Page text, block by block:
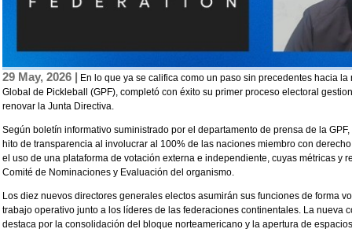
29 May, 2026 | En lo que ya se califica como un paso sin precedentes hacia
Global de Pickleball (GPF), completó con éxito su primer proceso electoral
renovar la Junta Directiva.
Según boletín informativo suministrado por el departamento de prensa de la
hito de transparencia al involucrar al 100% de las naciones miembro con
el uso de una plataforma de votación externa e independiente, cuyas métricas y
Comité de Nominaciones y Evaluación del organismo.
Los diez nuevos directores generales electos asumirán sus funciones de forma
trabajo operativo junto a los líderes de las federaciones continentales. La nueva
destaca por la consolidación del bloque norteamericano y la apertura de